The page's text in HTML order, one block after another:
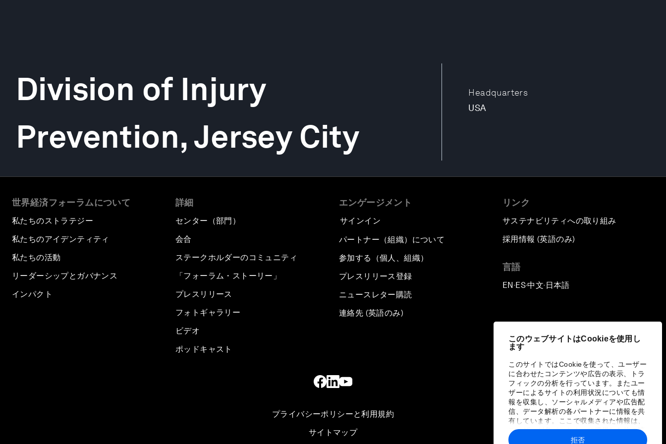
このウェブサイトはCookieを使用し
ます
このサイトではCookieを使って、ユーザー
に合わせたコンテンツや広告の表示、トラ
フィックの分析を行っています。またユー
ザーによるサイトの利用状況についても情
報を収集し、ソーシャルメディアや広告配
信、データ解析の各パートナーに情報を共
有しています。ここで収集された情報は、
ユーザーが各パートナーに提供した他の情
報や各パートナーのサービスを使用した際
拒否
Headquarters
USA
Division of Injury
Prevention, Jersey City
世界経済フォーラムについて
私たちのストラテジー
私たちのアイデンティティ
私たちの活動
リーダーシップとガバナンス
インパクト
詳細
センター（部門）
会合
ステークホルダーのコミュニティ
「フォーラム・ストーリー」
プレスリリース
フォトギャラリー
ビデオ
ポッドキャスト
エンゲージメント
サインイン
パートナー（組織）について
参加する（個人、組織）
プレスリリース登録
ニュースレター購読
連絡先 (英語のみ)
リンク
サステナビリティへの取り組み
採用情報 (英語のみ)
言語
EN ▪ES▪中文▪ 日本語
プライバシーポリシーと利用規約
サイトマップ